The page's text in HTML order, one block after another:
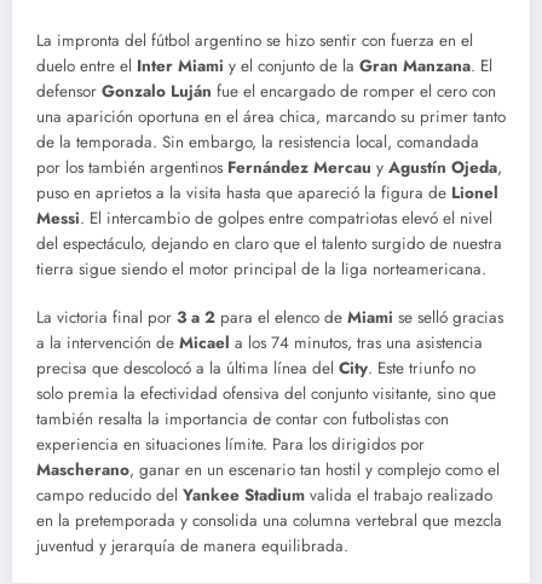
La impronta del fútbol argentino se hizo sentir con fuerza en el
duelo entre el Inter Miami y el conjunto de la Gran Manzana. El
defensor Gonzalo Luján fue el encargado de romper el cero con
una aparición oportuna en el área chica, marcando su primer tanto
de la temporada. Sin embargo, la resistencia local, comandada
por los también argentinos Fernández Mercau y Agustín Ojeda,
puso en aprietos a la visita hasta que apareció la figura de Lionel
Messi. El intercambio de golpes entre compatriotas elevó el nivel
del espectáculo, dejando en claro que el talento surgido de nuestra
tierra sigue siendo el motor principal de la liga norteamericana.
La victoria final por 3 a 2 para el elenco de Miami se selló gracias
a la intervención de Micael a los 74 minutos, tras una asistencia
precisa que descolocó a la última línea del City. Este triunfo no
solo premia la efectividad ofensiva del conjunto visitante, sino que
también resalta la importancia de contar con futbolistas con
experiencia en situaciones límite. Para los dirigidos por
Mascherano, ganar en un escenario tan hostil y complejo como el
campo reducido del Yankee Stadium valida el trabajo realizado
en la pretemporada y consolida una columna vertebral que mezcla
juventud y jerarquía de manera equilibrada.